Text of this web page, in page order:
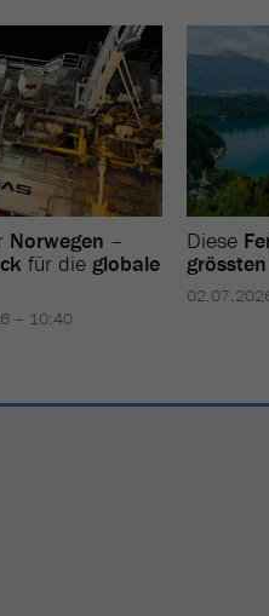
Norwegen –
für die globale
– 10:40
Diese